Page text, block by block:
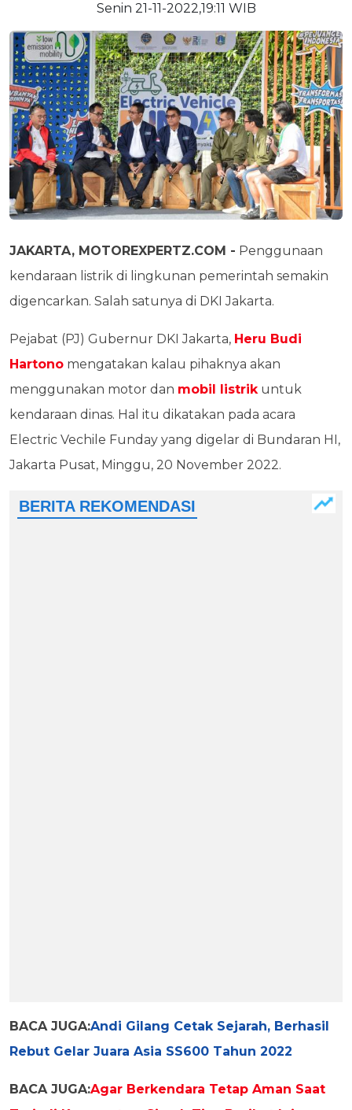
Senin 21-11-2022,19:11 WIB
JAKARTA, MOTOREXPERTZ.COM - Penggunaan
kendaraan listrik di lingkunan pemerintah semakin
digencarkan. Salah satunya di DKI Jakarta.
Pejabat (PJ) Gubernur DKI Jakarta, Heru Budi
Hartono mengatakan kalau pihaknya akan
menggunakan motor dan mobil listrikuntuk
kendaraan dinas. Hal itu dikatakan pada acara
Electric Vechile Funday yang digelar di Bundaran HI,
Jakarta Pusat, Minggu, 20 November 2022.
BACA JUGA:Andi Gilang Cetak Sejarah, Berhasil
Rebut Gelar Juara Asia SS600 Tahun 2022
BACA JUGA:Agar Berkendara Tetap Aman Saat